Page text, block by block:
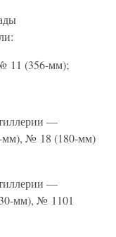
№ 11 (356-мм);
—
мм), № 18 (180-мм)
—
мм), № 1101